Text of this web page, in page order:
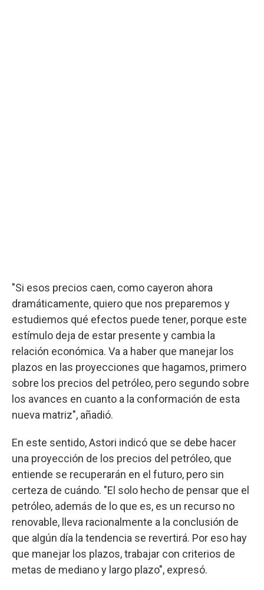
"Si esos precios caen, como cayeron ahora
dramáticamente, quiero que nos preparemos y
estudiemos qué efectos puede tener, porque este
estímulo deja de estar presente y cambia la
relación económica. Va a haber que manejar los
plazos en las proyecciones que hagamos, primero
sobre los precios del petróleo, pero segundo sobre
los avances en cuanto a la conformación de esta
nueva matriz", añadió.
En este sentido, Astori indicó que se debe hacer
una proyección de los precios del petróleo, que
entiende se recuperarán en el futuro, pero sin
certeza de cuándo. "El solo hecho de pensar que el
petróleo, además de lo que es, es un recurso no
renovable, lleva racionalmente a la conclusión de
que algún día la tendencia se revertirá. Por eso hay
que manejar los plazos, trabajar con criterios de
metas de mediano y largo plazo", expresó.